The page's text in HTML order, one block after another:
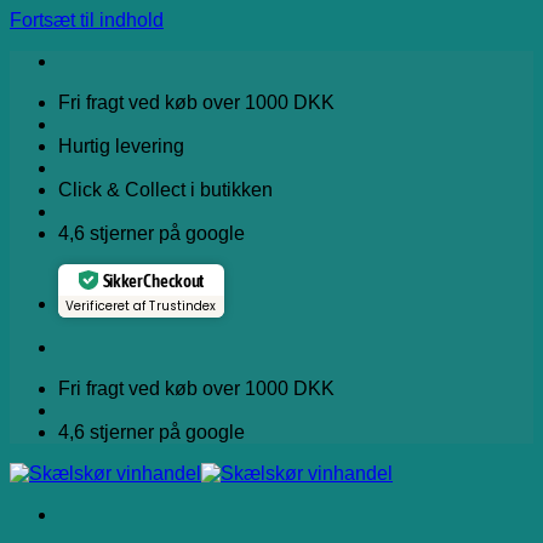
Fortsæt til indhold
Fri fragt ved køb over 1000 DKK
Hurtig levering
Click & Collect i butikken
4,6 stjerner på google
Sikker Checkout
Verificeret af Trustindex
Fri fragt ved køb over 1000 DKK
4,6 stjerner på google